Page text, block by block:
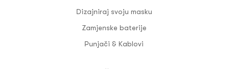
Dizajniraj svoju masku
Zamjenske baterije
Punjači & Kablovi